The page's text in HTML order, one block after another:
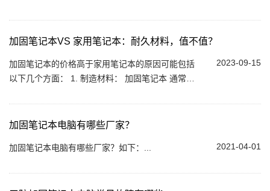
活配置选项与国产化适配能力，成为工业、军
事、...
加固笔记本VS 家用笔记本：耐久材料，值不值？
2023-09-15
加固笔记本的价格高于家用笔记本的原因可能包括
以下几个方面： 1. 制造材料： 加固笔记本 通常采
性。这些材料可能包括更坚固的金属外壳、抗震...
加固笔记本电脑有哪些厂家？
2021-04-01
加固笔记本电脑有哪些厂家？如下：...